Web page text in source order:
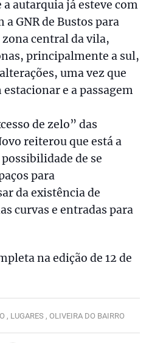
autarquia já esteve com
a GNR de Bustos para
central da vila,
principalmente a sul,
uma vez que
e a passagem
de zelo” das
reiterou que está a
de se
para
da existência de
curvas e entradas para
na edição de 12 de
, LUGARES , OLIVEIRA DO BAIRRO